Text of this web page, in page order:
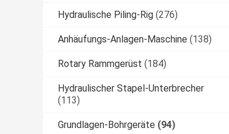
Hydraulische Piling-Rig (276)
Anhäufungs-Anlagen-Maschine (138)
Rotary Rammgerüst (184)
Hydraulischer Stapel-Unterbrecher
(113)
Grundlagen-Bohrgeräte (94)